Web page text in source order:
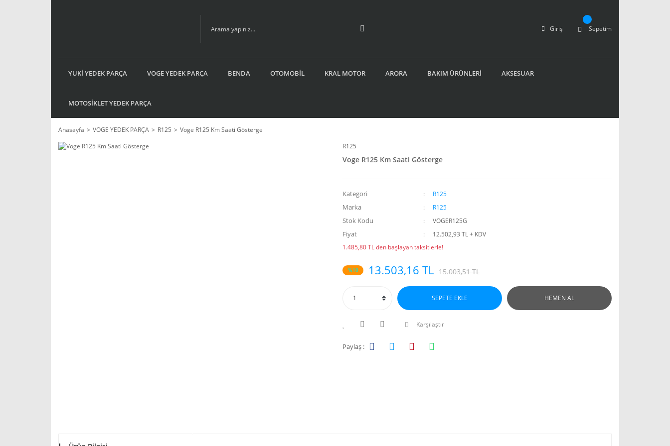
Giriş Sepetim
YUKİ YEDEK PARÇA VOGE YEDEK PARÇA BENDA OTOMOBİL KRAL MOTOR ARORA BAKIM ÜRÜNLERİ AKSESUAR
MOTOSİKLET YEDEK PARÇA
Anasayfa VOGE YEDEK PARÇA R125
Voge R125 Km Saati Gösterge
R125
Voge R125 Km Saati Gösterge
Kategori R125
Marka R125
Stok Kodu VOGER125G
Fiyat
12.502,93 TL + KDV
1.485,80 TL den başlayan taksitlerle!
%10 13.503,16 TL 15.003,51 TL
SEPETE EKLE HEMEN AL
Karşılaştır
Paylaş :